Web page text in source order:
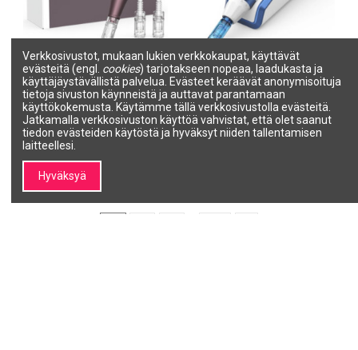
Dr. Pen Mikroneulauslaite
Dermapen A10,
akkukäyttöinen
DR. PEN MICRONEEDLE SYSTEM
DRPEN A10
99,00 €
Lisää ostoskoriin
Dr. Pen Mikroneulauslaite
Dermapen A11 Ultima PRO,
paristolla
DR. PEN MICRONEEDLE SYSTEM
DRPEN A11
Verkkosivustot, mukaan lukien verkkokaupat, käyttävät
evästeitä (engl. cookies) tarjotakseen nopeaa, laadukasta ja
käyttäjäystävällistä palvelua. Evästeet keräävät anonymisoituja
tietoja sivuston käynneistä ja auttavat parantamaan
käyttökokemusta. Käytämme tällä verkkosivustolla evästeitä.
Jatkamalla verkkosivuston käyttöä vahvistat, että olet saanut
tiedon evästeiden käytöstä ja hyväksyt niiden tallentamisen
laitteellesi.
Hyväksyä